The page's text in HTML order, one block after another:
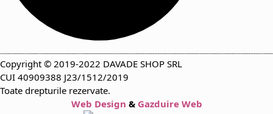
Copyright © 2019-2022 DAVADE SHOP SRL
CUI 40909388 J23/1512/2019
Toate drepturile rezervate.
Web Design & Gazduire Web